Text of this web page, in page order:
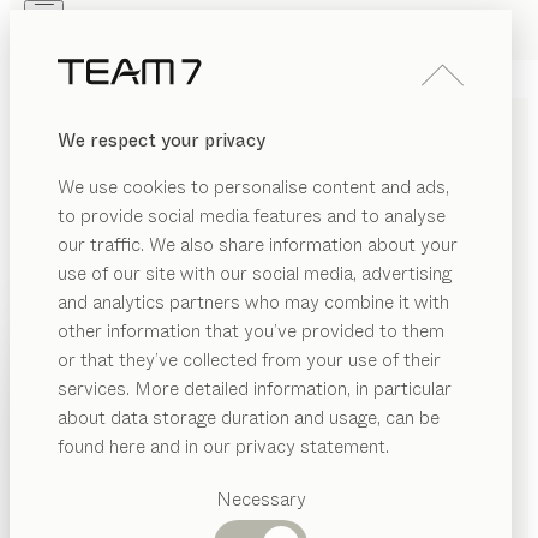
We respect your privacy
We use cookies to personalise content and ads,
to provide social media features and to analyse
our traffic. We also share information about your
use of our site with our social media, advertising
and analytics partners who may combine it with
other information that you’ve provided to them
or that they’ve collected from your use of their
services. More detailed information, in particular
about data storage duration and usage, can be
found here and in our privacy statement.
Necessary
PRODUKTE
INSPIRATION
HÄNDLER
Vorgeschlagene
Kategorien
PRODUKTE
INSPIRATION
ÜBER UNS
MASSGEFERTIGTE
SCHRANKSYSTEME &
KLEIDERSCHRÄNKE AUS
MASSIVHOLZ
Unsere maßgefertigten Schränke aus reinem
Naturholz passen sich außen und innen Ihren
persönlichen Bedürfnissen an – maßgeschneidert für
Ihren Raum und Ihren Alltag. Jedes Detail, von der
Schrankaufteilung über die Materialien bis hin zu den
Abmessungen, wird individuell geplant und
auftragsbezogen gefertigt.
ANZEIGEN